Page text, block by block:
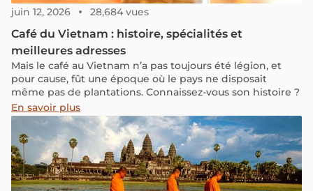
juin 12, 2026 28,684 vues
Café du Vietnam : histoire, spécialités et
meilleures adresses
Mais le café au Vietnam n’a pas toujours été légion, et
pour cause, fût une époque où le pays ne disposait
même pas de plantations. Connaissez-vous son histoire ?
En savoir plus